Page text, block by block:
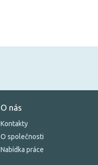
O nás
Kontakty
O společnosti
Nabídka práce